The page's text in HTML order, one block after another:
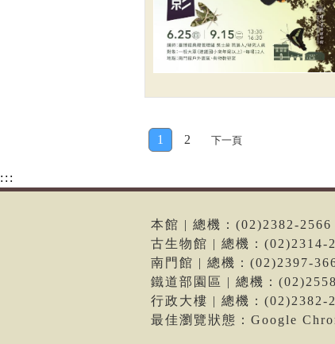
1 2 下一頁
:::
本館 | 總機：(02)2382-
古生物館 | 總機：(02)2314-
南門館 | 總機：(02)2397-
鐵道部園區 | 總機：
行政大樓 | 總機：(02)2382-
最佳瀏覽狀態：Google